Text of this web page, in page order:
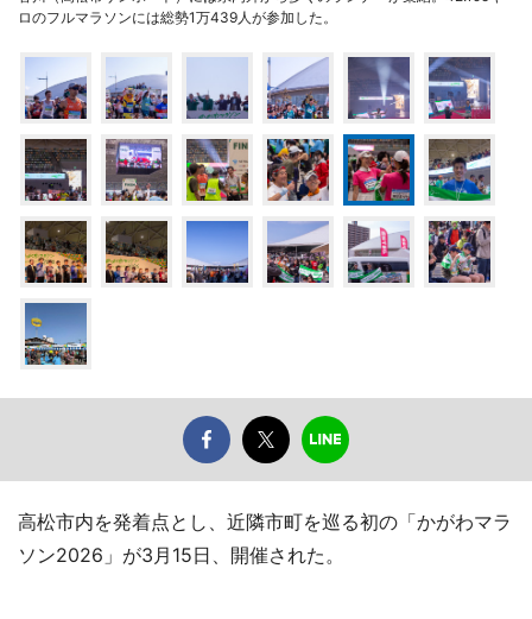
ロのフルマラソンには総勢1万439人が参加した。
高松市内を発着点とし、近隣市町を巡る初の「かがわマラ
ソン2026」が3月15日、開催された。